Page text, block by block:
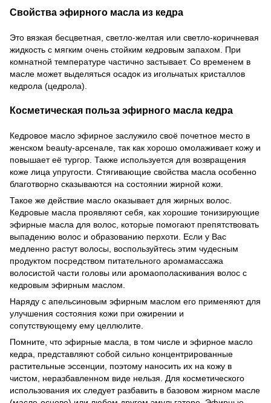
Свойства эфирного масла из кедра
Это вязкая бесцветная, светло-желтая или светло-коричневая
жидкость с мягким очень стойким кедровым запахом. При
комнатной температуре частично застывает. Со временем в
масле может выделяться осадок из игольчатых кристаллов
кедрола (цедрола).
Косметическая польза эфирного масла кедра
Кедровое масло эфирное заслужило своё почетное место в
женском beauty-арсенале, так как хорошо омолаживает кожу и
повышает её тургор. Также используется для возвращения
коже лица упругости. Стягивающие свойства масла особенно
благотворно сказываются на состоянии жирной кожи.
Такое же действие масло оказывает для жирных волос.
Кедровые масла проявляют себя, как хорошие тонизирующие
эфирные масла для волос, которые помогают препятствовать
выпадению волос и образованию перхоти. Если у Вас
медленно растут волосы, воспользуйтесь этим чудесным
продуктом посредством питательного аромамассажа
волосистой части головы или аромаополаскивания волос с
кедровым эфирным маслом.
Наряду с апельсиновым эфирным маслом его применяют для
улучшения состояния кожи при ожирении и
сопутствующему ему целлюлите.
Помните, что эфирные масла, в том числе и эфирное масло
кедра, представляют собой сильно концентрированные
растительные эссенции, поэтому наносить их на кожу в
чистом, неразбавленном виде нельзя. Для косметического
использования их следует разбавить в базовом жирном масле